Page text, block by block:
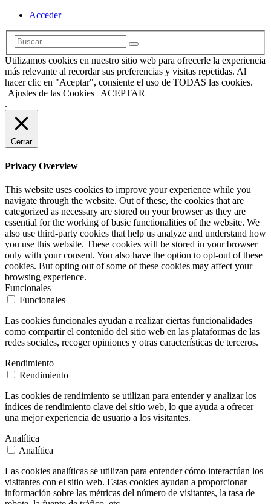
Acceder
Utilizamos cookies en nuestro sitio web para ofrecerle la experiencia
más relevante al recordar sus preferencias y visitas repetidas. Al
hacer clic en "Aceptar", consiente el uso de TODAS las cookies.
Ajustes de las Cookies
ACEPTAR
.
Cerrar
Privacy Overview
This website uses cookies to improve your experience while you
navigate through the website. Out of these, the cookies that are
categorized as necessary are stored on your browser as they are
essential for the working of basic functionalities of the website. We
also use third-party cookies that help us analyze and understand how
you use this website. These cookies will be stored in your browser
only with your consent. You also have the option to opt-out of these
cookies. But opting out of some of these cookies may affect your
browsing experience.
Funcionales
Funcionales
Las cookies funcionales ayudan a realizar ciertas funcionalidades
como compartir el contenido del sitio web en las plataformas de las
redes sociales, recoger opiniones y otras características de terceros.
Rendimiento
Rendimiento
Las cookies de rendimiento se utilizan para entender y analizar los
índices de rendimiento clave del sitio web, lo que ayuda a ofrecer
una mejor experiencia de usuario a los visitantes.
Analítica
Analítica
Las cookies analíticas se utilizan para entender cómo interactúan los
visitantes con el sitio web. Estas cookies ayudan a proporcionar
información sobre las métricas del número de visitantes, la tasa de